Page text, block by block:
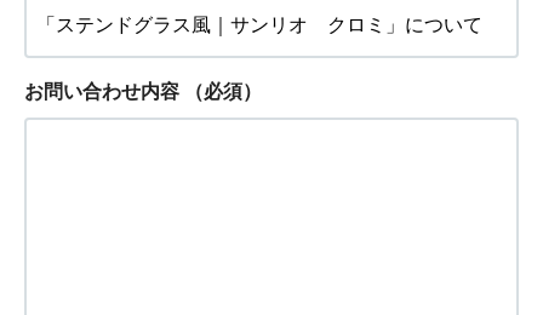
お問い合わせ内容 （必須）